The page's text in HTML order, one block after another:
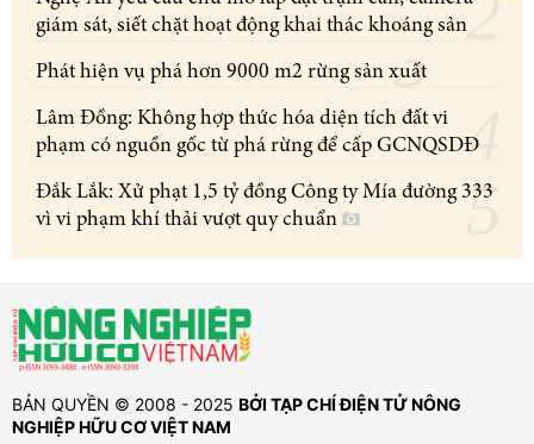
giám sát, siết chặt hoạt động khai thác khoáng sản
Phát hiện vụ phá hơn 9000 m2 rừng sản xuất
Lâm Đồng: Không hợp thức hóa diện tích đất vi
phạm có nguồn gốc từ phá rừng để cấp GCNQSDĐ
Đắk Lắk: Xử phạt 1,5 tỷ đồng Công ty Mía đường 333
vì vi phạm khí thải vượt quy chuẩn
BẢN QUYỀN © 2008 - 2025 BỞI TẠP CHÍ ĐIỆN TỬ NÔNG
NGHIỆP HỮU CƠ VIỆT NAM